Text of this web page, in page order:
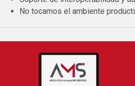
No tocamos el ambiente